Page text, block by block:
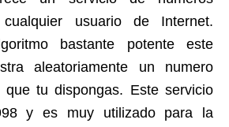
usuario de Internet.
bastante potente este
aleatoriamente un numero
tu dispongas. Este servicio
y es muy utilizado para la